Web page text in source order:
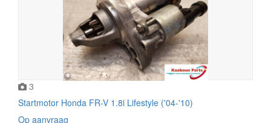
3
Startmotor Honda FR-V 1.8i Lifestyle ('04-'10)
Op aanvraag